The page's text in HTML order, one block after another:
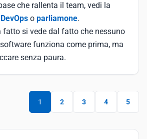
che rallenta il team, vedi la
o parliamone.
fatto si vede dal fatto che nessuno
funziona come prima, ma
senza paura.
1 2 3 4 5